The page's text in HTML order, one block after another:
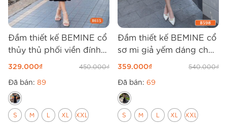
Đầm thiết kế BEMINE cổ
thủy thủ phối viền đính
cúc dáng chữ A B615
329.000₫ 450.000₫
Đã bán: 89
S M L XL XXL
Đầm thiết kế BEMINE cổ
sơ mi giả yếm dáng chữ
A B598
359.000₫ 540.000₫
Đã bán: 69
S M L XL XXL